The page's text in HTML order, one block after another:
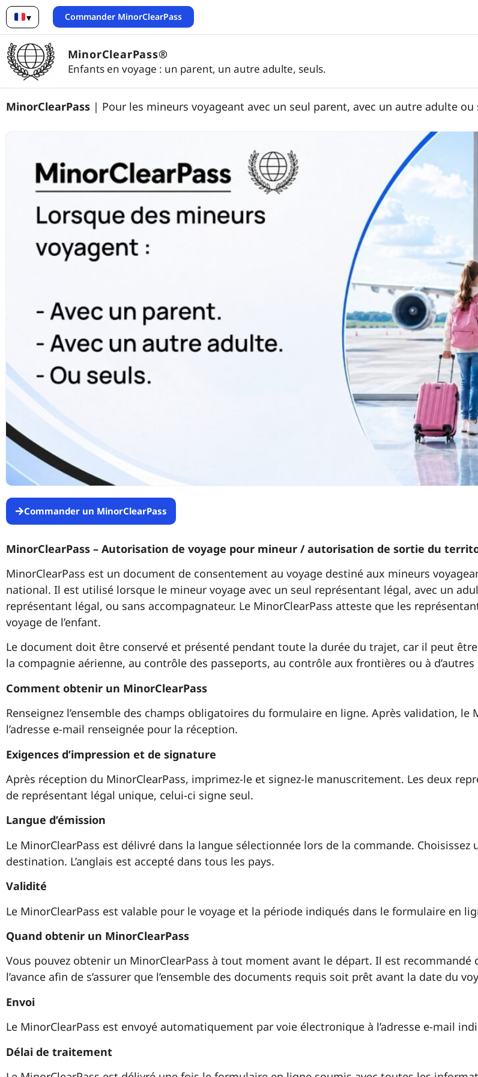
▾
Français
Commander MinorClearPass
MinorClearPass®
Enfants en voyage : un parent, un autre adulte, seuls.
MinorClearPass | Pour les mineurs voyageant avec un seul parent, avec un autre adulte ou
Commander un MinorClearPass
MinorClearPass – Autorisation de voyage pour mineur / autorisation de sortie du
MinorClearPass est un document de consentement au voyage destiné aux mineurs
national. Il est utilisé lorsque le mineur voyage avec un seul représentant légal, avec un
représentant légal, ou sans accompagnateur. Le MinorClearPass atteste que les
voyage de l’enfant.
Le document doit être conservé et présenté pendant toute la durée du trajet, car il peut
la compagnie aérienne, au contrôle des passeports, au contrôle aux frontières ou à
Comment obtenir un MinorClearPass
Renseignez l’ensemble des champs obligatoires du formulaire en ligne. Après validation, le
l’adresse e-mail renseignée pour la réception.
Exigences d’impression et de signature
Après réception du MinorClearPass, imprimez-le et signez-le manuscritement. Les deux
de représentant légal unique, celui-ci signe seul.
Langue d’émission
Le MinorClearPass est délivré dans la langue sélectionnée lors de la commande.
destination. L’anglais est accepté dans tous les pays.
Validité
Le MinorClearPass est valable pour le voyage et la période indiqués dans le formulaire en
Quand obtenir un MinorClearPass
Vous pouvez obtenir un MinorClearPass à tout moment avant le départ. Il est recommandé
l’avance afin de s’assurer que l’ensemble des documents requis soit prêt avant la date du
Envoi
Le MinorClearPass est envoyé automatiquement par voie électronique à l’adresse e-mail
Délai de traitement